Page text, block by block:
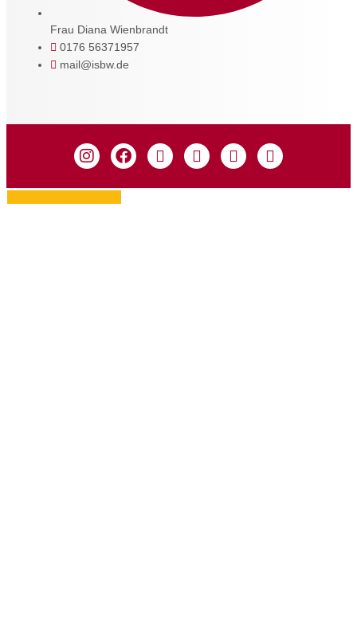
Frau Diana Wienbrandt
0176 56371957
mail@isbw.de